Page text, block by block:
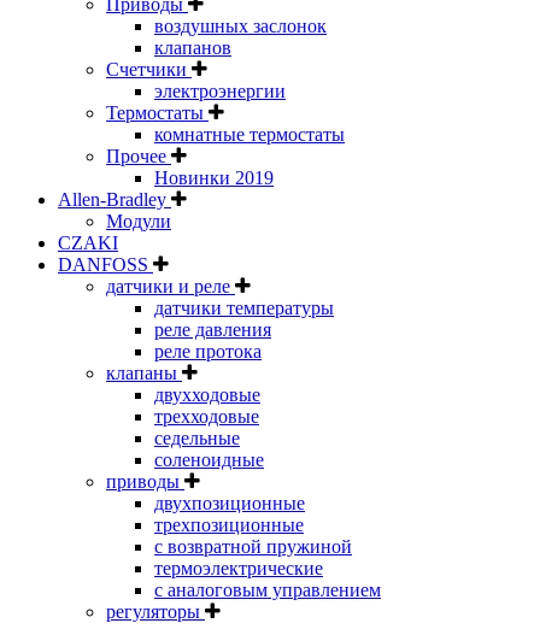
воздушных заслонок
клапанов
Счетчики
электроэнергии
Термостаты
комнатные термостаты
Прочее
Новинки 2019
Allen-Bradley
Модули
CZAKI
DANFOSS
датчики и реле
датчики температуры
реле давления
реле протока
клапаны
двухходовые
трехходовые
седельные
соленоидные
приводы
двухпозиционные
трехпозиционные
с возвратной пружиной
термоэлектрические
с аналоговым управлением
регуляторы